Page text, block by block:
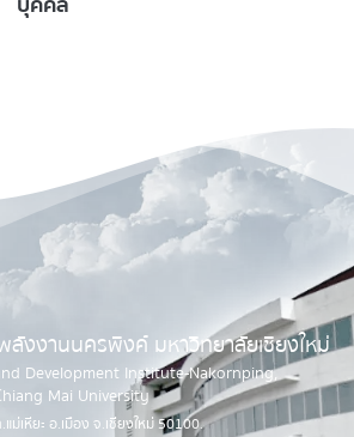
งงานนครพิงค์ มหาวิทยาลัยเชียงใหม่
Development Institute-Nakornping,
Mai University
ม่เหียะ อ.เมือง จ.เชียงใหม่ 50100.